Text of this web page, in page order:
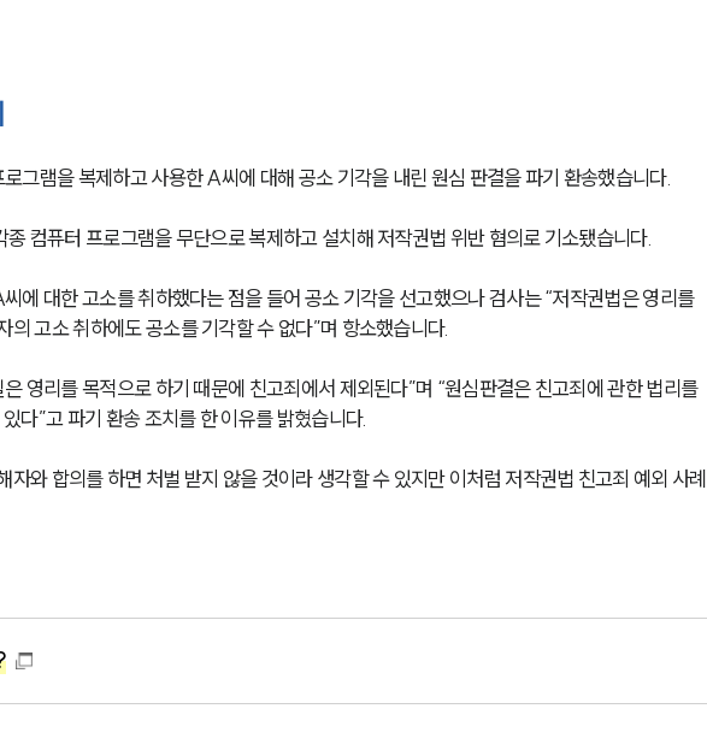
그램을 복제하고 사용한 A씨에 대해 공소 기각을 내린 원심 판결을 파기 환송했습니다.
컴퓨터 프로그램을 무단으로 복제하고 설치해 저작권법 위반 혐의로 기소됐습니다.
에 대한 고소를 취하했다는 점을 들어 공소 기각을 선고했으나 검사는 “저작권법은 영리를
고소 취하에도 공소를 기각할 수 없다”며 항소했습니다.
영리를 목적으로 하기 때문에 친고죄에서 제외된다”며 “원심판결은 친고죄에 관한 법리를
다”고 파기 환송 조치를 한 이유를 밝혔습니다.
자와 합의를 하면 처벌 받지 않을 것이라 생각할 수 있지만 이처럼 저작권법 친고죄 예외 사례